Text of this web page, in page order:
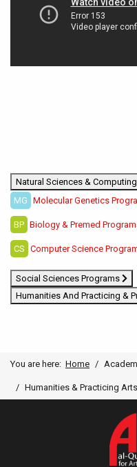
Natural Sciences &
MG Molecular Genetics
BP Biology & Premed
CS Computer Science
Social Sciences Programs
Humanities And Practicing &
You are here: Home
Humanities & Practicing